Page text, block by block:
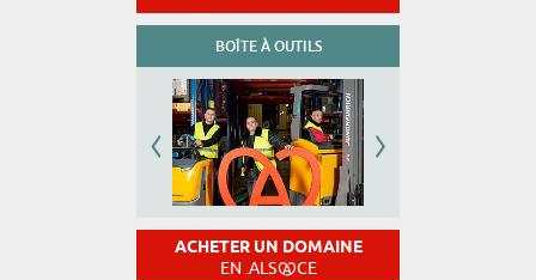
BOÎTE À OUTILS
ACHETER UN DOMAINE
EN .ALS CE